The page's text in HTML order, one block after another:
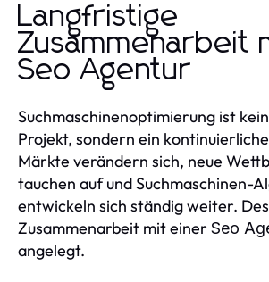
Langfristige
Zusammenarbeit
Seo Agentur
Suchmaschinenoptimierung ist
Projekt, sondern ein
Märkte verändern sich, neue
tauchen auf und Suchmaschinen-
entwickeln sich ständig weiter.
Zusammenarbeit mit einer Seo
angelegt.